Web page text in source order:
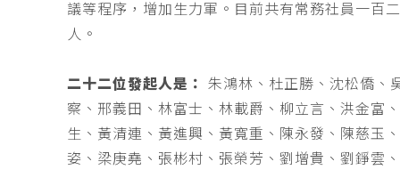
議等程序，增加生力軍。目前共有常務社員一百
人。
二十二位發起人是：
朱鴻林、杜正勝、沈松僑、
察、邢義田、林富士、林載爵、柳立言、洪金富
生、黃清連、黃進興、黃寬重、陳永發、陳慈玉
姿、梁庚堯、張彬村、張榮芳、劉增貴、劉錚雲